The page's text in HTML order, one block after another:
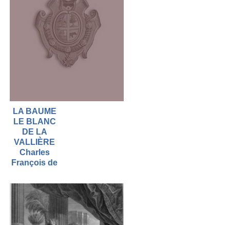
LA BAUME
LE BLANC
DE LA
VALLIÈRE
Charles
François de